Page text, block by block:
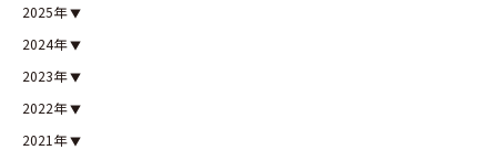
2025年
2024年
2023年
2022年
2021年